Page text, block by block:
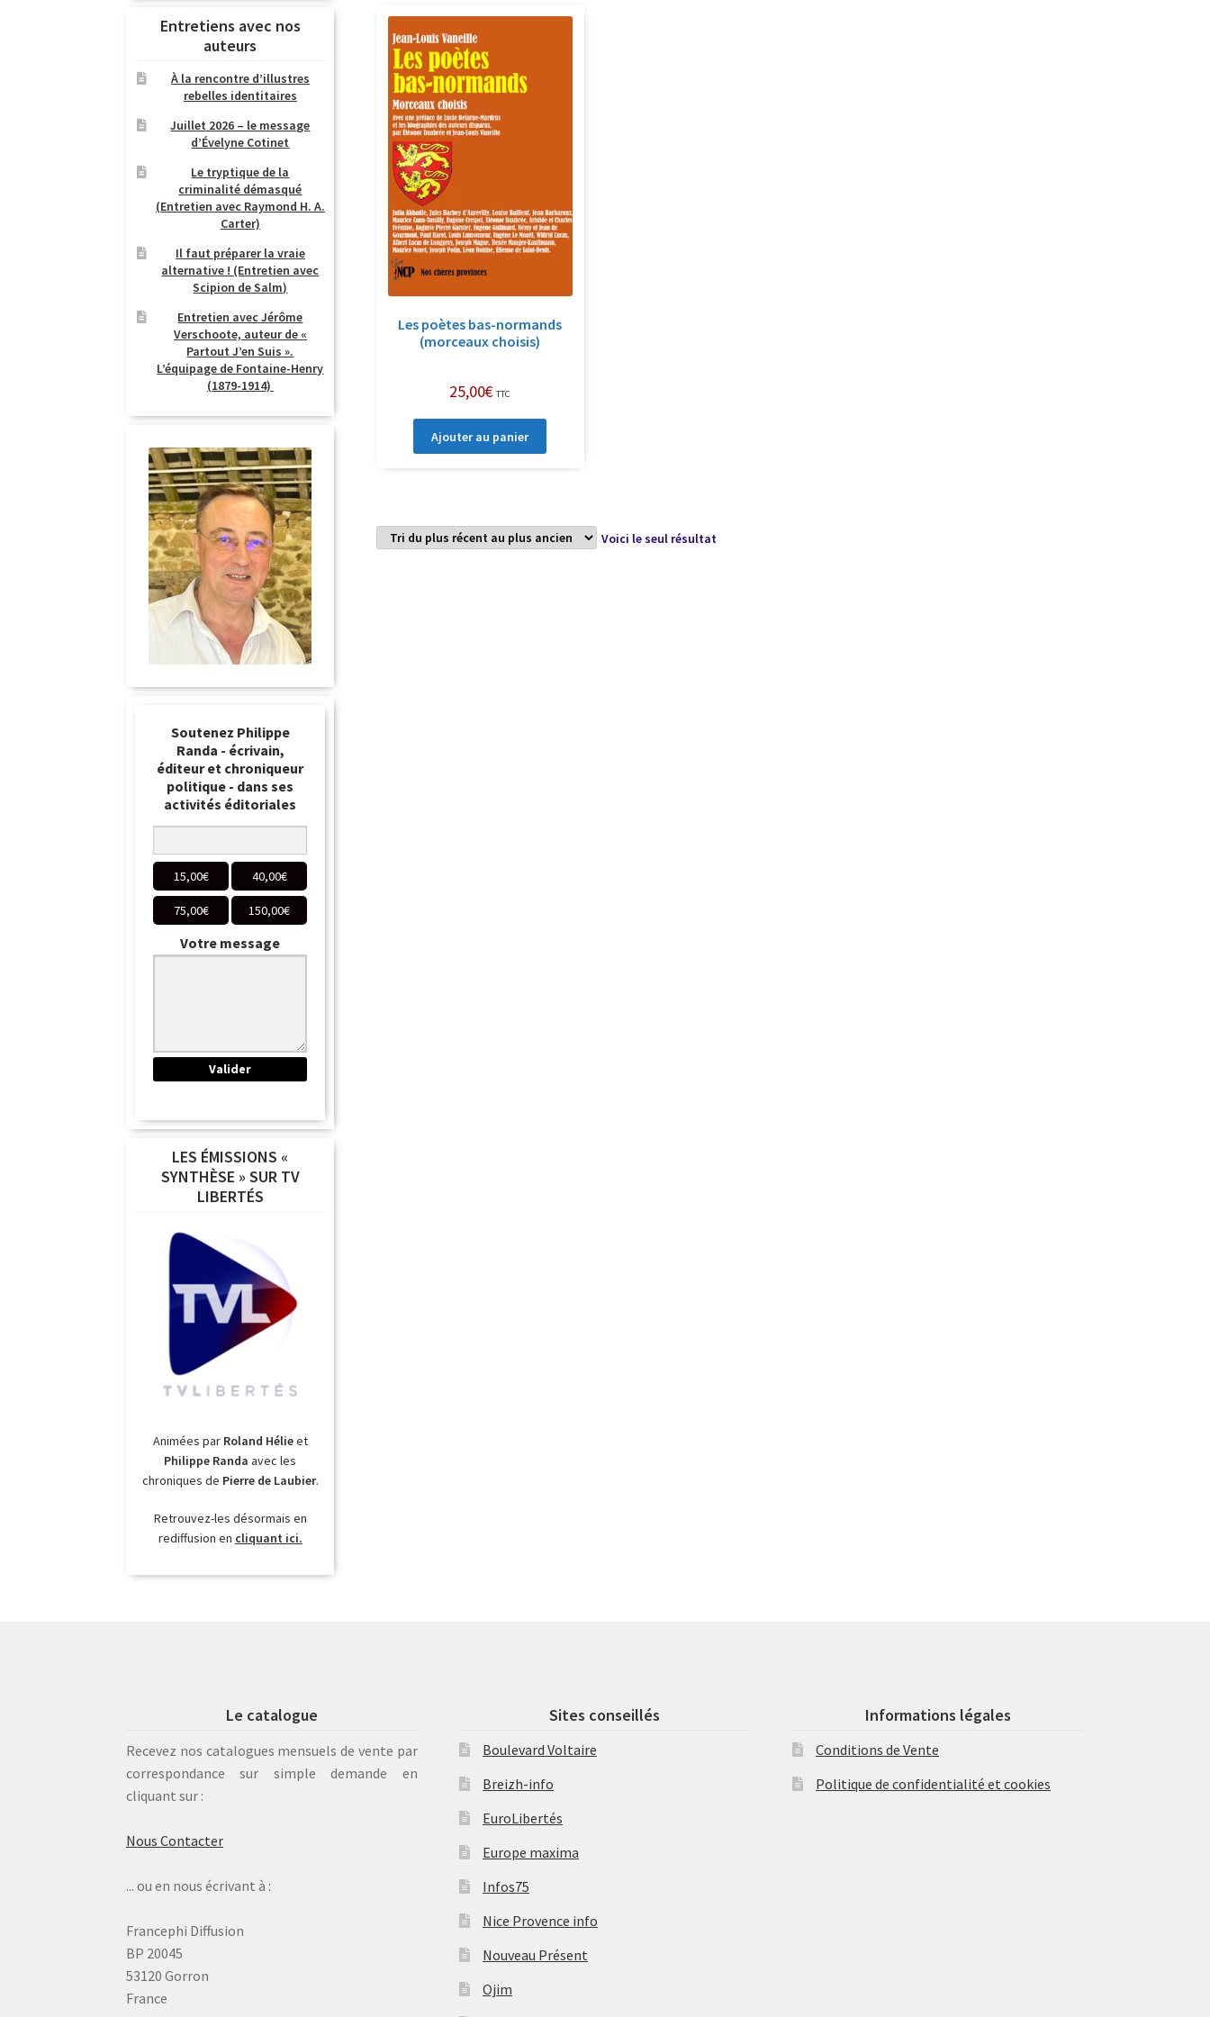
Les poètes bas-normands
(morceaux choisis)
25,00€ TTC
Ajouter au panier
Voici le seul résultat
Entretiens avec nos
auteurs
À la rencontre d’illustres
rebelles identitaires
Juillet 2026 – le message
d’Évelyne Cotinet
Le tryptique de la
criminalité démasqué
(Entretien avec Raymond H. A.
Carter)
Il faut préparer la vraie
alternative ! (Entretien avec
Scipion de Salm)
Entretien avec Jérôme
Verschoote, auteur de «
Partout J’en Suis ».
L’équipage de Fontaine-Henry
(1879-1914)
Soutenez Philippe
Randa - écrivain,
éditeur et chroniqueur
politique - dans ses
activités éditoriales
15,00€ 40,00€
75,00€ 150,00€
Votre message
LES ÉMISSIONS «
SYNTHÈSE » SUR TV
LIBERTÉS
Animées par Roland Hélieet
Philippe Randa avec les
chroniques de Pierre de Laubier.
Retrouvez-les désormais en
rediffusion en cliquant ici.
Le catalogue
Recevez nos catalogues mensuels de vente par
correspondance sur simple demande en
cliquant sur :
Nous Contacter
... ou en nous écrivant à :
Francephi Diffusion
BP 20045
53120 Gorron
France
Sites conseillés
Boulevard Voltaire
Breizh-info
EuroLibertés
Europe maxima
Infos75
Nice Provence info
Nouveau Présent
Ojim
Informations légales
Conditions de Vente
Politique de confidentialité et cookies